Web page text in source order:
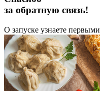
за обратную связь!
О запуске узнаете первыми